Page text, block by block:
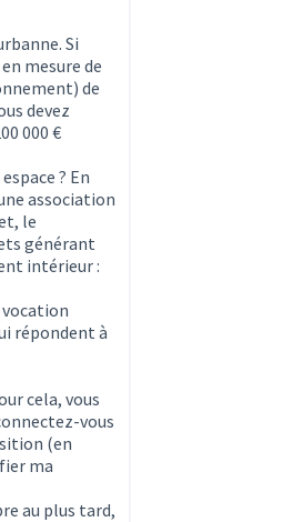
Si
mesure de
de
devez
000 €
? En
association
le
générant
intérieur :
répondent à
cela, vous
vous
(en
ma
au plus tard,